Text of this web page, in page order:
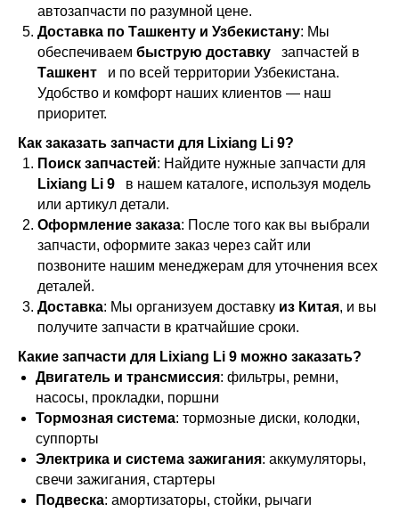
автозапчасти по разумной цене.
Доставка по Ташкенту и Узбекистану: Мы
обеспечиваем быструю доставку
запчастей в
Ташкент
и по всей территории Узбекистана.
Удобство и комфорт наших клиентов — наш
приоритет.
Как заказать запчасти для Lixiang Li 9?
Поиск запчастей: Найдите нужные запчасти для
Lixiang Li 9
в нашем каталоге, используя модель
или артикул детали.
Оформление заказа: После того как вы выбрали
запчасти, оформите заказ через сайт или
позвоните нашим менеджерам для уточнения всех
деталей.
Доставка: Мы организуем доставку из Китая, и вы
получите запчасти в кратчайшие сроки.
Какие запчасти для Lixiang Li 9 можно заказать?
Двигатель и трансмиссия: фильтры, ремни,
насосы, прокладки, поршни
Тормозная система: тормозные диски, колодки,
суппорты
Электрика и система зажигания: аккумуляторы,
свечи зажигания, стартеры
Подвеска: амортизаторы, стойки, рычаги